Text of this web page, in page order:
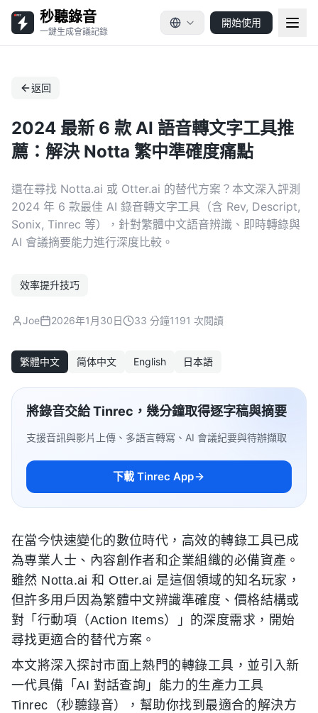
秒聽錄音
一鍵生成會議記錄
開始使用
返回
2024 最新 6 款 AI 語音轉文字工具推
薦：解決 Notta 繁中準確度痛點
還在尋找 Notta.ai 或 Otter.ai 的替代方案？本文深入評測
2024 年 6 款最佳 AI 錄音轉文字工具（含 Rev, Descript,
Sonix, Tinrec 等），針對繁體中文語音辨識、即時轉錄與
AI 會議摘要能力進行深度比較。
效率提升技巧
Joe 2026年1月30日 33 分鐘1191 次閱讀
繁體中文 简体中文 English 日本語
將錄音交給 Tinrec，幾分鐘取得逐字稿與摘要
支援音訊與影片上傳、多語言轉寫、AI 會議紀要與待辦擷取
下載 Tinrec App
在當今快速變化的數位時代，高效的轉錄工具已成
為專業人士、內容創作者和企業組織的必備資產。
雖然 Notta.ai 和 Otter.ai 是這個領域的知名玩家，
但許多用戶因為繁體中文辨識準確度、價格結構或
對「行動項（Action Items）」的深度需求，開始
尋找更適合的替代方案。
本文將深入探討市面上熱門的轉錄工具，並引入新
一代具備「AI 對話查詢」能力的生產力工具
Tinrec（秒聽錄音），幫助你找到最適合的解決方